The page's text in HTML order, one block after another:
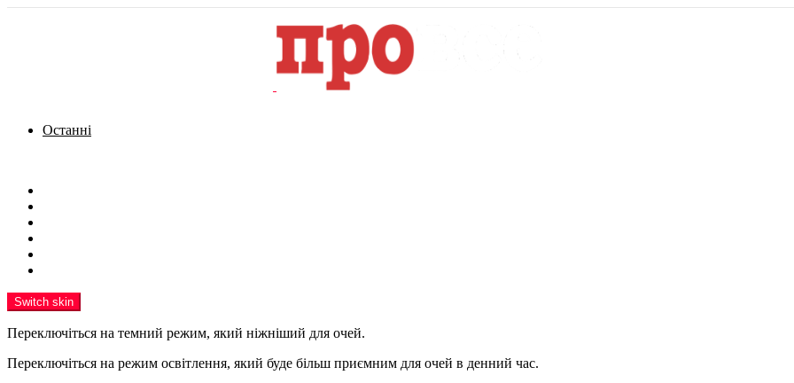
Останні
Switch skin
Переключіться на темний режим, який ніжніший для очей.
Переключіться на режим освітлення, який буде більш приємним для очей в денний час.